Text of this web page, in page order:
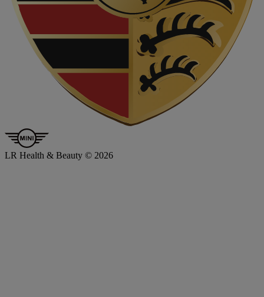
LR Health & Beauty © 2026